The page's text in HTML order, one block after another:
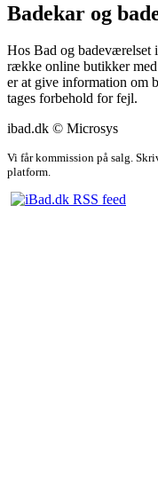
Badekar og
Hos Bad og badeværelset
række online butikker
er at give information om
tages forbehold for fejl.
ibad.dk © Microsys
Vi får kommission på salg.
platform.